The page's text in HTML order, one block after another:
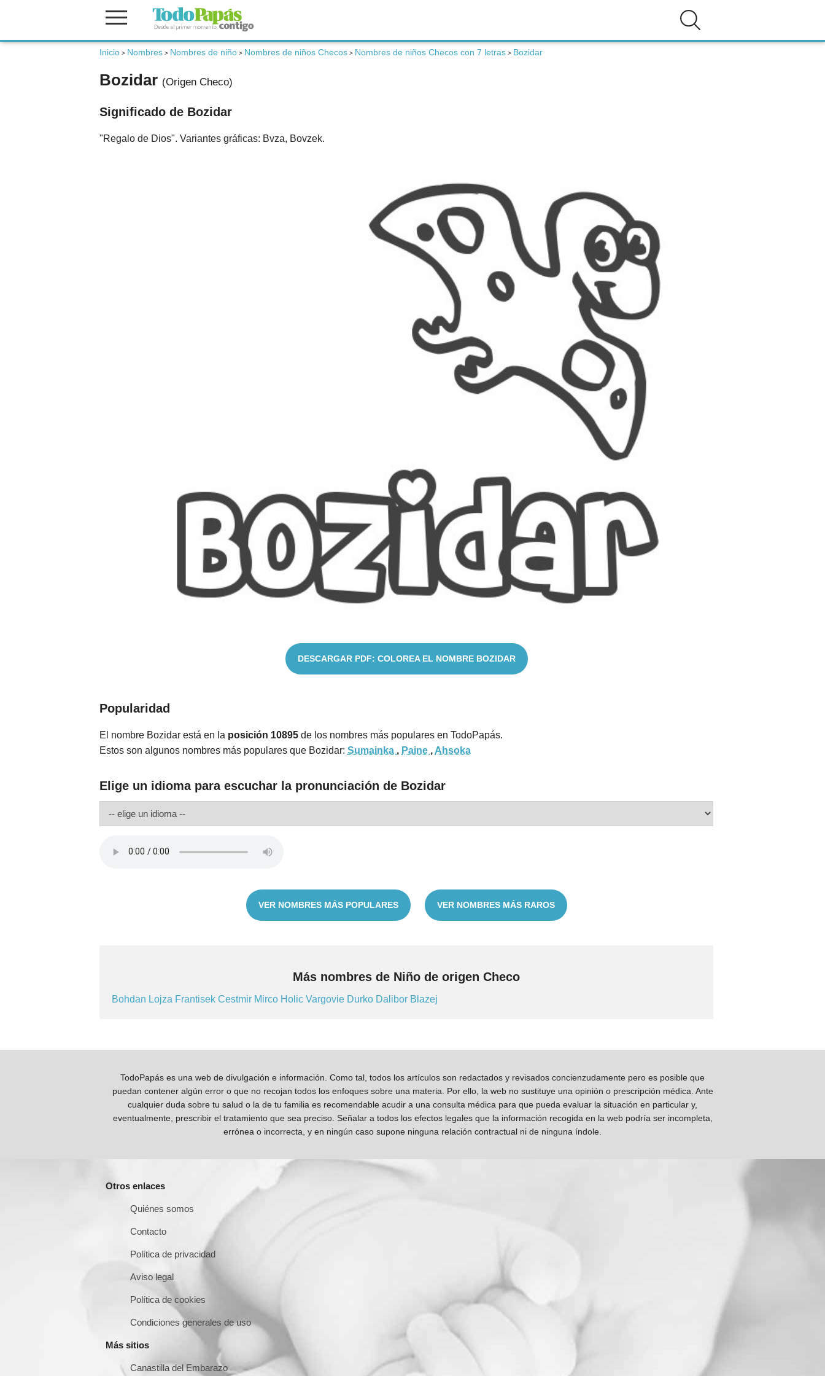
Inicio > Nombres > Nombres de niño > Nombres de niños Checos > Nombres de niños Checos con 7 letras > Bozidar
Bozidar (Origen Checo)
Significado de Bozidar
"Regalo de Dios". Variantes gráficas: Bvza, Bovzek.
DESCARGAR PDF: COLOREA EL NOMBRE BOZIDAR
Popularidad
El nombre Bozidar está en la posición 10895 de los nombres más populares en TodoPapás.
Estos son algunos nombres más populares que Bozidar: Sumainka , Paine , Ahsoka
Elige un idioma para escuchar la pronunciación de Bozidar
VER NOMBRES MÁS POPULARES VER NOMBRES MÁS RAROS
Más nombres de Niño de origen Checo
Bohdan Lojza Frantisek Cestmir Mirco Holic Vargovie Durko Dalibor Blazej
TodoPapás es una web de divulgación e información. Como tal, todos los artículos son redactados y revisados concienzudamente pero es posible que
puedan contener algún error o que no recojan todos los enfoques sobre una materia. Por ello, la web no sustituye una opinión o prescripción médica. Ante
cualquier duda sobre tu salud o la de tu familia es recomendable acudir a una consulta médica para que pueda evaluar la situación en particular y,
eventualmente, prescribir el tratamiento que sea preciso. Señalar a todos los efectos legales que la información recogida en la web podría ser incompleta,
errónea o incorrecta, y en ningún caso supone ninguna relación contractual ni de ninguna índole.
Otros enlaces
Quiénes somos
Contacto
Política de privacidad
Aviso legal
Política de cookies
Condiciones generales de uso
Más sitios
Canastilla del Embarazo